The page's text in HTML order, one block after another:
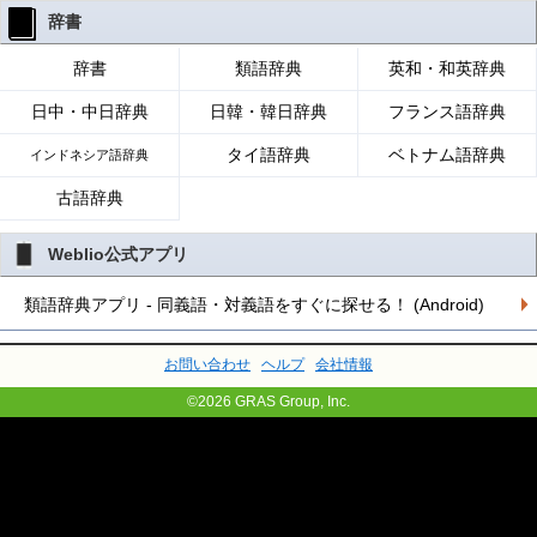
辞書
辞書 類語辞典 英和・和英辞典
日中・中日辞典 日韓・韓日辞典 フランス語辞典
インドネシア語辞典 タイ語辞典 ベトナム語辞典
古語辞典
Weblio公式アプリ
類語辞典アプリ - 同義語・対義語をすぐに探せる！ (Android)
お問い合わせ ヘルプ 会社情報
©2026 GRAS Group, Inc.